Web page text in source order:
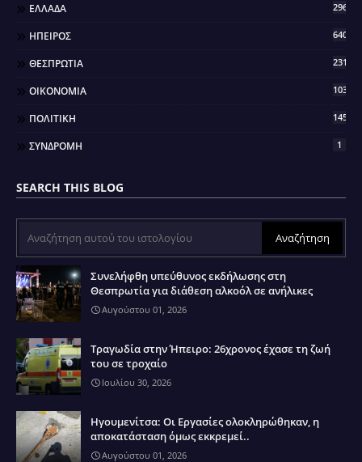
ΕΛΛΑΔΑ 296
ΗΠΕΙΡΟΣ 640
ΘΕΣΠΡΩΤΙΑ 2317
ΟΙΚΟΝΟΜΙΑ 103
ΠΟΛΙΤΙΚΗ 145
ΣΥΝΔΡΟΜΗ 1
SEARCH THIS BLOG
Συνελήφθη υπεύθυνος εκδήλωσης στη
Θεσπρωτία για διάθεση αλκοόλ σε ανήλικες
Αυγούστου 01, 2026
Τραγωδία στην Ήπειρο: 26χρονος έχασε τη ζωή
του σε τροχαίο
Ιουλίου 30, 2026
Ηγουμενίτσα: Οι Εργασίες ολοκληρώθηκαν, η
αποκατάσταση όμως εκκρεμεί..
Αυγούστου 01, 2026